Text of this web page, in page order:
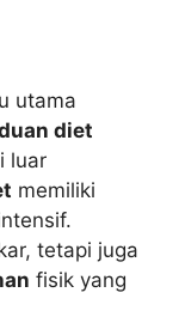
utama
diet
luar
memiliki
tetapi juga
fisik yang